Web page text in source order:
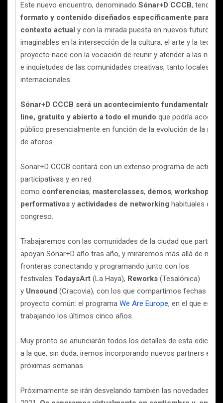
Este nuevo encuentro, denominado Sónar+D CCCB, tendrá
formato y contenido diseñados específicamente para el
contexto actual y con la mirada puesta en nuevos futuros
imaginables en la intersección de la cultura, el arte y la
proyecto nace con la vocación de reunir y atender a las
e inquietudes de las comunidades creativas, tanto locales
internacionales.
Sónar+D CCCB será un acontecimiento
line, gratuito y abierto a todo el mundo que podría acoger a
público presencialmente en función de la evolución de la
de aforos.
Sonar+D CCCB contará con un extenso programa de
participativas y en red
como conferencias, masterclasses, demos,workshops
performativos y actividades de networking habituales del
congreso.
Trabajaremos con las comunidades de la ciudad que
apoyan Sónar+D año tras año, y miraremos más allá de
fronteras conectando y programando junto con los
festivales TodaysArt (La Haya), Reworks (Tesalónica)
y Unsound (Cracovia), con los que compartimos fechas y un
proyecto común: el programa We Are Europe, en el que
trabajando los últimos cinco años.
Muy pronto se anunciarán todos los detalles de esta edición
a la que, sin duda, iremos incorporando nuevos partners en
próximas semanas.
Próximamente se irán desvelando también las novedades de